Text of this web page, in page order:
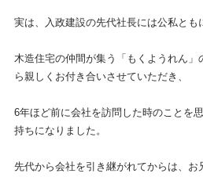
実は、入政建設の先代社長には公私とも
木造住宅の仲間が集う「もくようれん
ら親しくお付き合いさせていただき、
6年ほど前に会社を訪問した時のことを
持ちになりました。
先代から会社を引き継がれてからは、お